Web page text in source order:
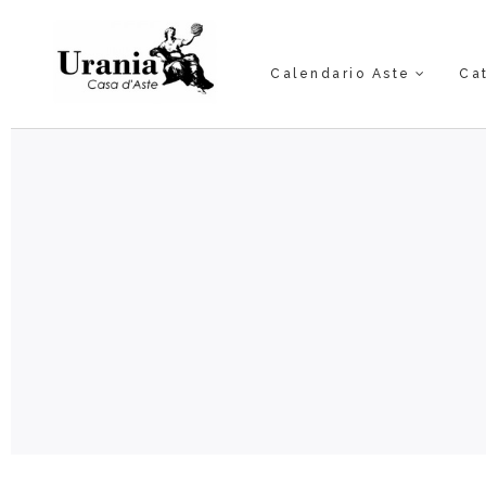
Calendario Aste